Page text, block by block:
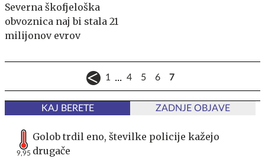
Severna škofjeloška
obvoznica naj bi stala 21
milijonov evrov
1 ... 4 5 6 7
KAJ BERETE ZADNJE OBJAVE
9,95
Golob trdil eno, številke policije kažejo
drugače